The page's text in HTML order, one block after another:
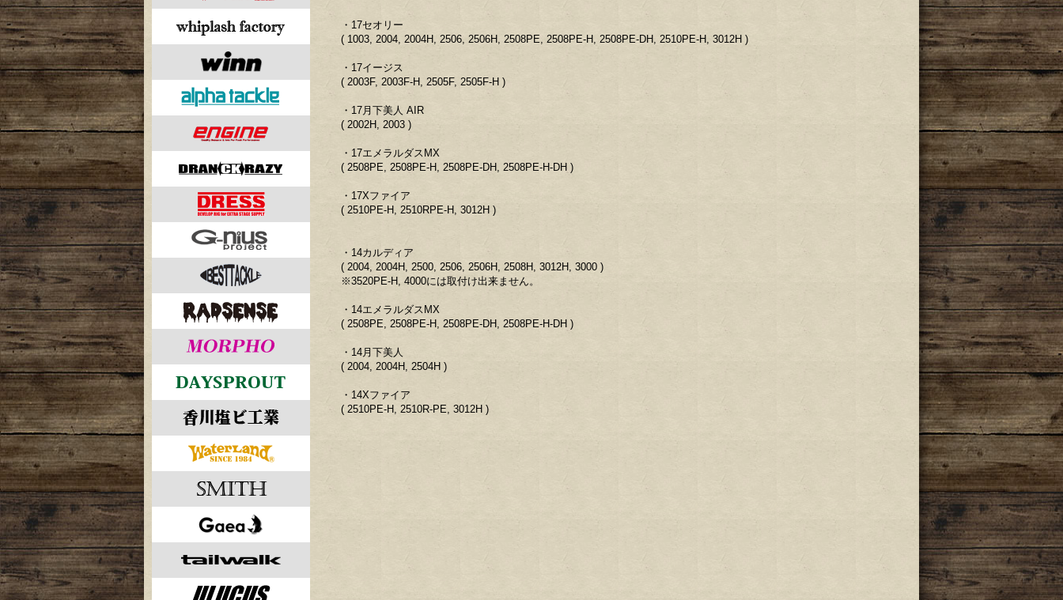
・17セオリー
( 1003, 2004, 2004H, 2506, 2506H, 2508PE, 2508PE-H, 2508PE-DH, 2510PE-H, 3012H )
・17イージス
( 2003F, 2003F-H, 2505F, 2505F-H )
・17月下美人 AIR
( 2002H, 2003 )
・17エメラルダスMX
( 2508PE, 2508PE-H, 2508PE-DH, 2508PE-H-DH )
・17Xファイア
( 2510PE-H, 2510RPE-H, 3012H )
・14カルディア
( 2004, 2004H, 2500, 2506, 2506H, 2508H, 3012H, 3000 )
※3520PE-H, 4000には取付け出来ません。
・14エメラルダスMX
( 2508PE, 2508PE-H, 2508PE-DH, 2508PE-H-DH )
・14月下美人
( 2004, 2004H, 2504H )
・14Xファイア
( 2510PE-H, 2510R-PE, 3012H )